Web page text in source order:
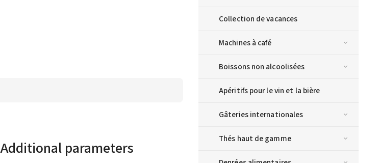
Collection de vacances
Machines à café
Boissons non alcoolisées
Apéritifs pour le vin et la bière
Gâteries internationales
Thés haut de gamme
Additional parameters